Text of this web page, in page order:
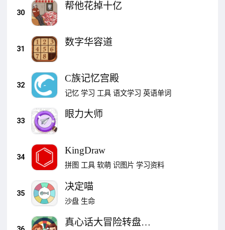
30
帮他花掉十亿
31
数字华容道
32
C族记忆宫殿
记忆 学习 工具 语文学习 英语单词
33
眼力大师
34
KingDraw
拼图 工具 软萌 识图片 学习资料
35
决定喵
沙盘 生命
真心话大冒险转盘选